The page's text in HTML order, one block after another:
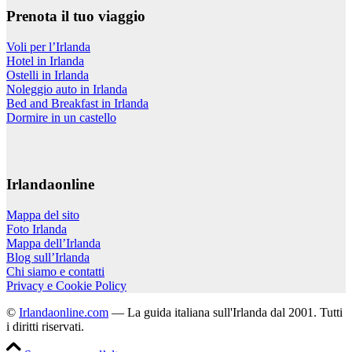
Prenota il tuo viaggio
Voli per l’Irlanda
Hotel in Irlanda
Ostelli in Irlanda
Noleggio auto in Irlanda
Bed and Breakfast in Irlanda
Dormire in un castello
Irlandaonline
Mappa del sito
Foto Irlanda
Mappa dell’Irlanda
Blog sull’Irlanda
Chi siamo e contatti
Privacy e Cookie Policy
© Irlandaonline.com — La guida italiana sull'Irlanda dal 2001. Tutti
i diritti riservati.